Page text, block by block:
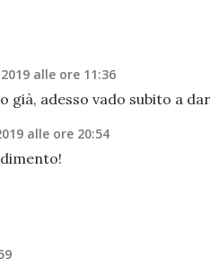
alle ore 11:36
già, adesso vado subito a
alle ore 20:54